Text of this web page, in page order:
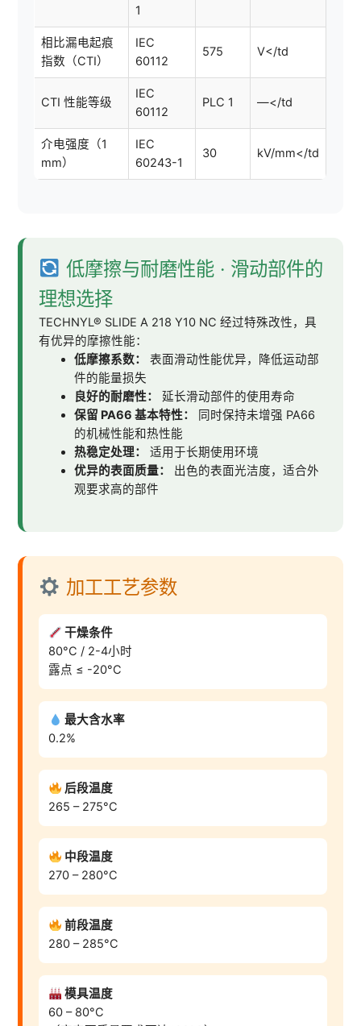
1
相比漏电起痕
指数（CTI）
IEC
60112
575 V</td
CTI 性能等级
IEC
60112
PLC 1 —</td
介电强度（1
mm）
IEC
60243-1
30 kV/mm</td
低摩擦与耐磨性能 · 滑动部件的
理想选择
TECHNYL® SLIDE A 218 Y10 NC 经过特殊改性，具
有优异的摩擦性能：
低摩擦系数：
表面滑动性能优异，降低运动部
件的能量损失
良好的耐磨性：
延长滑动部件的使用寿命
保留 PA66 基本特性：
同时保持未增强 PA66
的机械性能和热性能
热稳定处理：
适用于长期使用环境
优异的表面质量：
出色的表面光洁度，适合外
观要求高的部件
加工工艺参数
干燥条件
80°C / 2-4小时
露点 ≤ -20°C
最大含水率
0.2%
后段温度
265 – 275°C
中段温度
270 – 280°C
前段温度
280 – 285°C
模具温度
60 – 80°C